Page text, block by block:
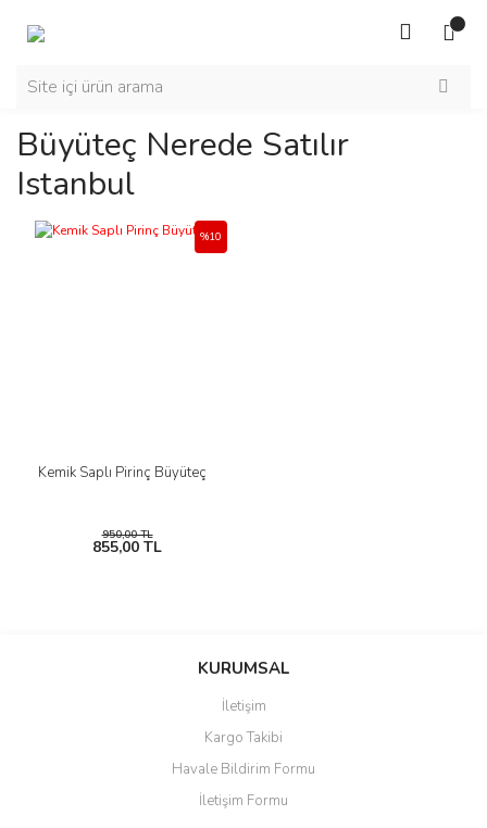
Büyüteç Nerede Satılır
Istanbul
Kemik Saplı Pirinç Büyüteç
%10
950,00 TL
855,00 TL
KURUMSAL
İletişim
Kargo Takibi
Havale Bildirim Formu
İletişim Formu